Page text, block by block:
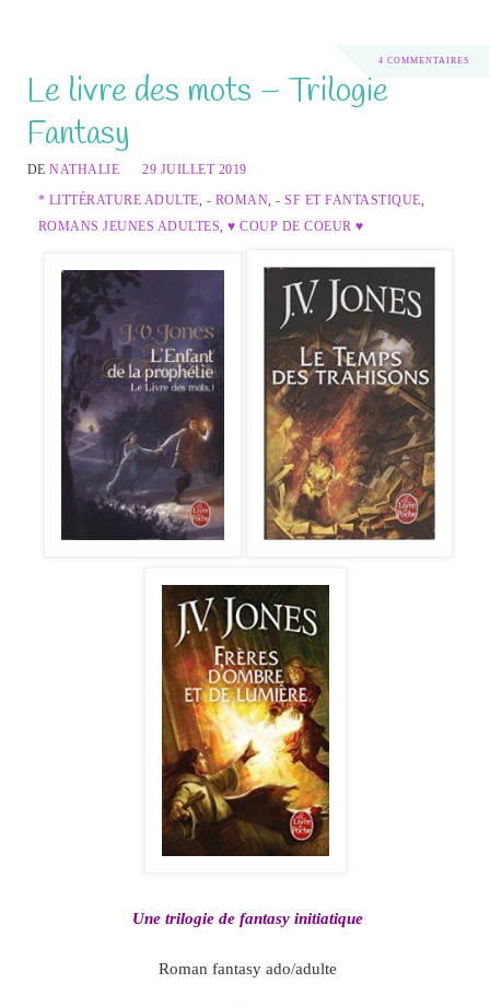
4 COMMENTAIRES
Le livre des mots – Trilogie
Fantasy
DENATHALIE
29 JUILLET 2019
* LITTÉRATURE ADULTE, - ROMAN,- SF ET FANTASTIQUE,
ROMANS JEUNES ADULTES,♥ COUP DE COEUR ♥
Une trilogie de fantasy initiatique
Roman fantasy ado/adulte